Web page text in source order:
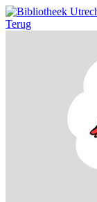
Terug